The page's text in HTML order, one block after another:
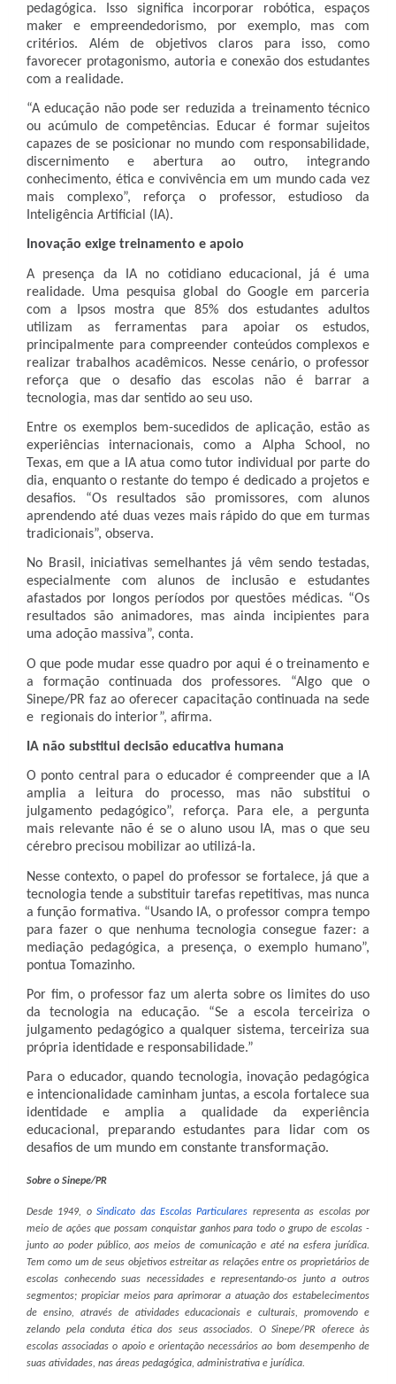
pedagógica. Isso significa incorporar robótica, espaços
maker e empreendedorismo, por exemplo, mas com
critérios. Além de objetivos claros para isso, como
favorecer protagonismo, autoria e conexão dos estudantes
com a realidade.
“A educação não pode ser reduzida a treinamento técnico
ou acúmulo de competências. Educar é formar sujeitos
capazes de se posicionar no mundo com responsabilidade,
discernimento e abertura ao outro, integrando
conhecimento, ética e convivência em um mundo cada vez
mais complexo”, reforça o professor, estudioso da
Inteligência Artificial (IA).
Inovação exige treinamento e apoio
A presença da IA no cotidiano educacional, já é uma
realidade. Uma pesquisa global do Google em parceria
com a Ipsos mostra que 85% dos estudantes adultos
utilizam as ferramentas para apoiar os estudos,
principalmente para compreender conteúdos complexos e
realizar trabalhos acadêmicos. Nesse cenário, o professor
reforça que o desafio das escolas não é barrar a
tecnologia, mas dar sentido ao seu uso.
Entre os exemplos bem-sucedidos de aplicação, estão as
experiências internacionais, como a Alpha School, no
Texas, em que a IA atua como tutor individual por parte do
dia, enquanto o restante do tempo é dedicado a projetos e
desafios. “Os resultados são promissores, com alunos
aprendendo até duas vezes mais rápido do que em turmas
tradicionais”, observa.
No Brasil, iniciativas semelhantes já vêm sendo testadas,
especialmente com alunos de inclusão e estudantes
afastados por longos períodos por questões médicas. “Os
resultados são animadores, mas ainda incipientes para
uma adoção massiva”, conta.
O que pode mudar esse quadro por aqui é o treinamento e
a formação continuada dos professores. “Algo que o
Sinepe/PR faz ao oferecer capacitação continuada na sede
e regionais do interior”, afirma.
IA não substitui decisão educativa humana
O ponto central para o educador é compreender que a IA
amplia a leitura do processo, mas não substitui o
julgamento pedagógico”, reforça. Para ele, a pergunta
mais relevante não é se o aluno usou IA, mas o que seu
cérebro precisou mobilizar ao utilizá-la.
Nesse contexto, o papel do professor se fortalece, já que a
tecnologia tende a substituir tarefas repetitivas, mas nunca
a função formativa. “Usando IA, o professor compra tempo
para fazer o que nenhuma tecnologia consegue fazer: a
mediação pedagógica, a presença, o exemplo humano”,
pontua Tomazinho.
Por fim, o professor faz um alerta sobre os limites do uso
da tecnologia na educação. “Se a escola terceiriza o
julgamento pedagógico a qualquer sistema, terceiriza sua
própria identidade e responsabilidade.”
Para o educador, quando tecnologia, inovação pedagógica
e intencionalidade caminham juntas, a escola fortalece sua
identidade e amplia a qualidade da experiência
educacional, preparando estudantes para lidar com os
desafios de um mundo em constante transformação.
Sobre o Sinepe/PR
Desde 1949, oSindicato das Escolas Particulares representa as escolas por
meio de ações que possam conquistar ganhos para todo o grupo de escolas -
junto ao poder público, aos meios de comunicação e até na esfera jurídica.
Tem como um de seus objetivos estreitar as relações entre os proprietários de
escolas conhecendo suas necessidades e representando-os junto a outros
segmentos; propiciar meios para aprimorar a atuação dos estabelecimentos
de ensino, através de atividades educacionais e culturais, promovendo e
zelando pela conduta ética dos seus associados. O Sinepe/PR oferece às
escolas associadas o apoio e orientação necessários ao bom desempenho de
suas atividades, nas áreas pedagógica, administrativa e jurídica.